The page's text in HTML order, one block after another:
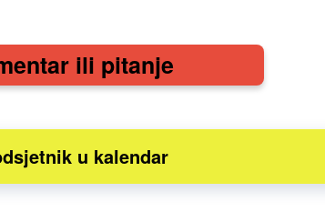
ili pitanje
u kalendar